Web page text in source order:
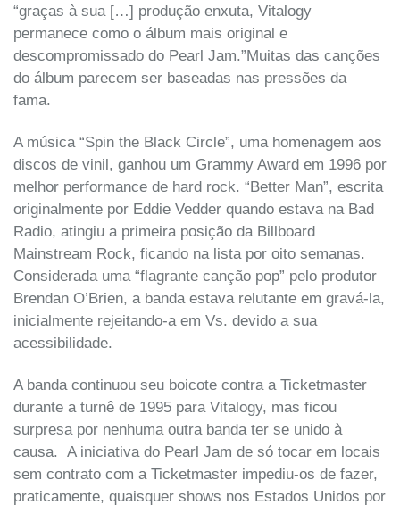
“graças à sua […] produção enxuta, Vitalogy
permanece como o álbum mais original e
descompromissado do Pearl Jam.”Muitas das canções
do álbum parecem ser baseadas nas pressões da
fama.
A música “Spin the Black Circle”, uma homenagem aos
discos de vinil, ganhou um Grammy Award em 1996 por
melhor performance de hard rock. “Better Man”, escrita
originalmente por Eddie Vedder quando estava na Bad
Radio, atingiu a primeira posição da Billboard
Mainstream Rock, ficando na lista por oito semanas.
Considerada uma “flagrante canção pop” pelo produtor
Brendan O’Brien, a banda estava relutante em gravá-la,
inicialmente rejeitando-a em Vs. devido a sua
acessibilidade.
A banda continuou seu boicote contra a Ticketmaster
durante a turnê de 1995 para Vitalogy, mas ficou
surpresa por nenhuma outra banda ter se unido à
causa. A iniciativa do Pearl Jam de só tocar em locais
sem contrato com a Ticketmaster impediu-os de fazer,
praticamente, quaisquer shows nos Estados Unidos por